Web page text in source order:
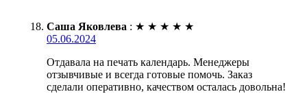
Саша Яковлева : ★ ★ ★ ★ ★
05.06.2024
Отдавала на печать календарь. Менеджеры
отзывчивые и всегда готовые помочь. Заказ
сделали оперативно, качеством осталась довольна!